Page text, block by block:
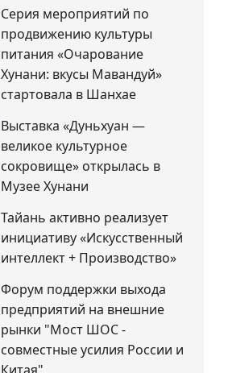
Серия мероприятий по
продвижению культуры
питания «Очарование
Хунани: вкусы Мавандуй»
стартовала в Шанхае
Выставка «Дуньхуан —
великое культурное
сокровище» открылась в
Музее Хунани
Тайань активно реализует
инициативу «Искусственный
интеллект + Производство»
Форум поддержки выхода
предприятий на внешние
рынки "Мост ШОС -
совместные усилия России и